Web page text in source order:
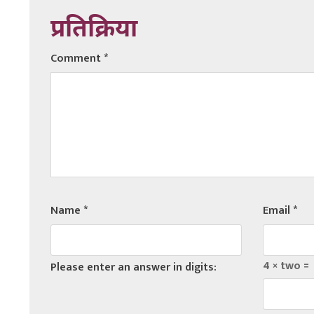
प्रतिक्रिया
Comment*
Name* Email*
Please enter an answer in digits: 4 × two =